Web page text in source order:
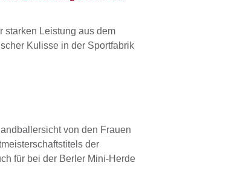
starken Leistung aus dem
Kulisse in der Sportfabrik
von den Frauen
der
für bei der Berler Mini-Herde